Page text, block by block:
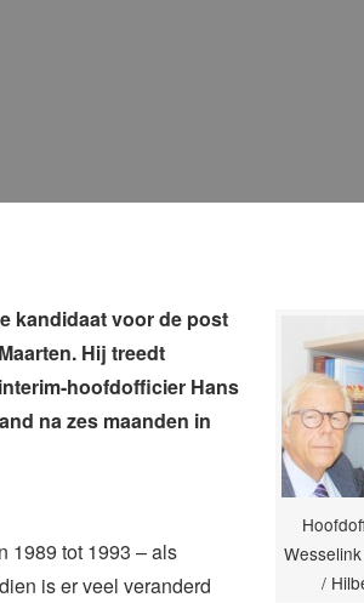
/
kandidaat voor de post
Hij treedt
hoofdofficier Hans
na zes maanden in
1989 tot 1993 – als
is er veel veranderd